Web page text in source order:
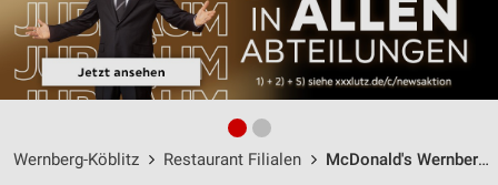
Wernberg-Köblitz Restaurant Filialen McDonald's Wernberg-Köblitz / Keppler-Straße 2 - Öffnungszeiten & Adresse